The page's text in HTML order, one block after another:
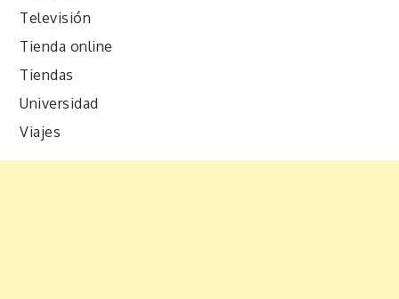
Televisión
Tienda online
Tiendas
Universidad
Viajes